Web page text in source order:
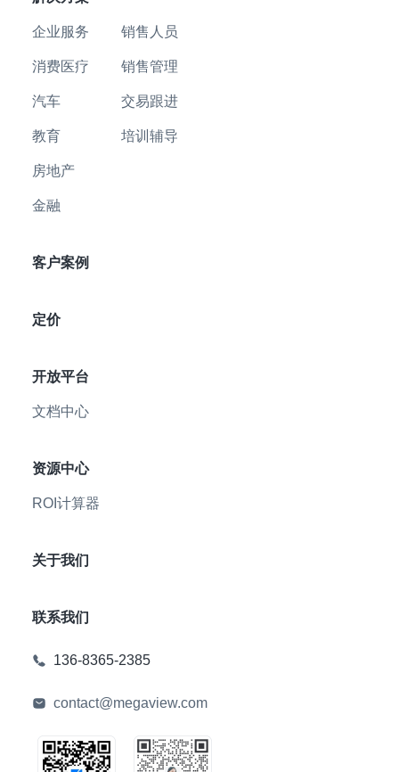
企业服务
消费医疗
汽车
教育
房地产
金融
销售人员
销售管理
交易跟进
培训辅导
客户案例
定价
开放平台
文档中心
资源中心
ROI计算器
关于我们
联系我们
136-8365-2385
contact@megaview.com